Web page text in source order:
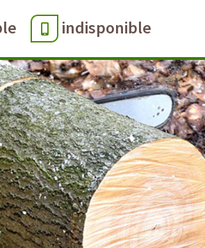
indisponible